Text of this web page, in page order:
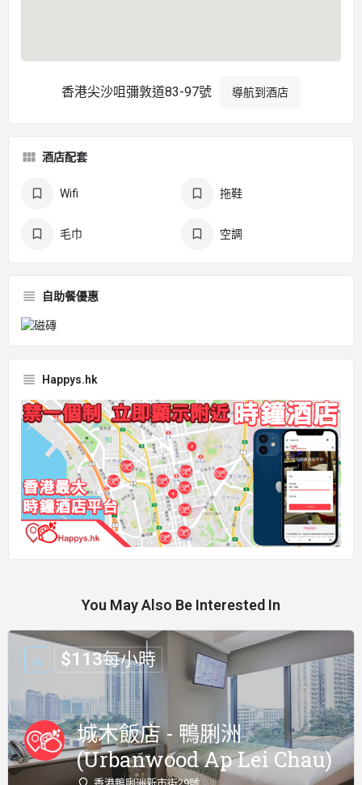
香港尖沙咀彌敦道83-97號 導航到酒店
酒店配套
Wifi 拖鞋
毛巾 空調
自助餐優惠
Happys.hk
You May Also Be Interested In
城木飯店 - 鴨脷洲
(Urbanwood Ap Lei Chau)
$113每小時